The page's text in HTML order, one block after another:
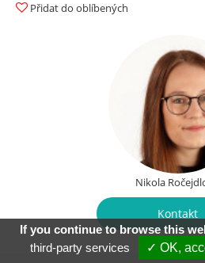
Přidat do oblíbených
Nikola
Kontakt
If you continue to browse this
third-party services
✓ OK,